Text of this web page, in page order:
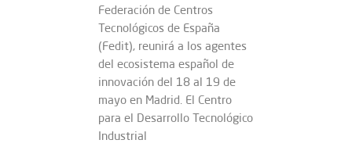
Federación de Centros
Tecnológicos de España
(Fedit), reunirá a los agentes
del ecosistema español de
innovación del 18 al 19 de
mayo en Madrid. El Centro
para el Desarrollo Tecnológico
Industrial